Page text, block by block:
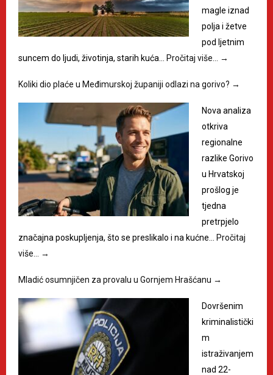
magle iznad
polja i žetve
pod ljetnim
suncem do ljudi, životinja, starih kuća… Pročitaj više… →
Koliki dio plaće u Međimurskoj županiji odlazi na gorivo? →
Nova analiza
otkriva
regionalne
razlike Gorivo
u Hrvatskoj
prošlog je
tjedna
pretrpjelo
značajna poskupljenja, što se preslikalo i na kućne… Pročitaj
više…
→
Mladić osumnjičen za provalu u Gornjem Hrašćanu →
Dovršenim
kriminalistički
m
istraživanjem
nad 22-